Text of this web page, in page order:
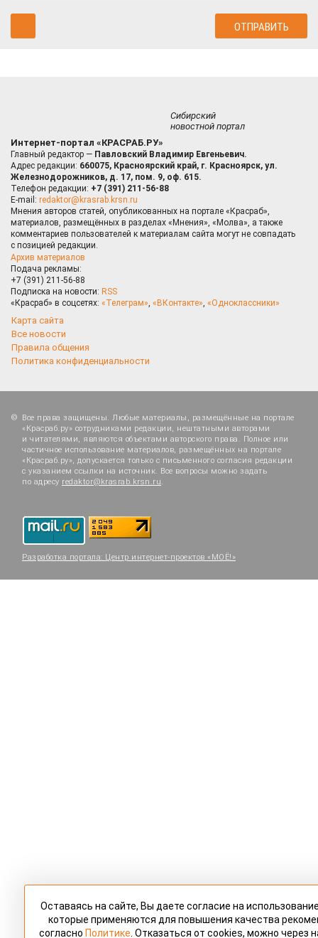
Сибирский
новостной портал
Интернет-портал «КРАСРАБ.РУ»
Главный редактор — Павловский Владимир Евгеньевич.
Адрес редакции: 660075, Красноярский край, г. Красноярск, ул.
Железнодорожников, д. 17, пом. 9, оф. 615.
Телефон редакции: +7 (391) 211-56-88
E-mail: redaktor@krasrab.krsn.ru
Мнения авторов статей, опубликованных на портале «Красраб»,
материалов, размещённых в разделах «Мнения», «Молва», а также
комментариев пользователей к материалам сайта могут не совпадать
с позицией редакции.
Архив материалов
Подача рекламы:
+7 (391) 211-56-88
Подписка на новости: RSS
«Красраб» в соцсетях: «Телеграм», «ВКонтакте», «Одноклассники»
Карта сайта
Все новости
Правила общения
Политика конфиденциальности
Все права защищены. Любые материалы, размещённые на портале
«Красраб.ру» сотрудниками редакции, нештатными авторами
и читателями, являются объектами авторского права. Полное или
частичное использование материалов, размещённых на портале
«Красраб.ру», допускается только с письменного согласия редакции
с указанием ссылки на источник. Все вопросы можно задать
по адресу redaktor@krasrab.krsn.ru.
Разработка портала: Центр интернет-проектов «МОЁ!»
Оставаясь на сайте, Вы даете согласие на
которые применяются для повышения качества
согласно Политике . Отказаться от cookies, можно через